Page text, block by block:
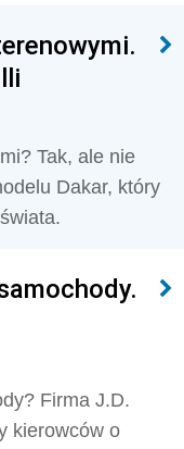
Tak, ale nie
Dakar, który
Firma J.D.
kierowców o